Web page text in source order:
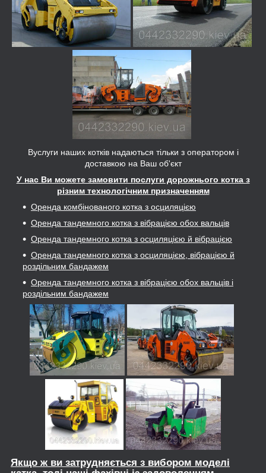
Вуслуги наших котків надаються тільки з оператором і
доставкою на Ваш об'єкт
У нас Ви можете замовити послуги дорожнього котка з
різним технологічним призначенням
Оренда комбінованого котка з осциляцією
Оренда тандемного котка з вібрацією обох вальців
Оренда тандемного котка з осциляцією й вібрацією
Оренда тандемного котка з осциляцією, вібрацією й
роздільним бандажем
Оренда тандемного котка з вібрацією обох вальців і
роздільним бандажем
Якщо ж ви затрудняється з вибором моделі